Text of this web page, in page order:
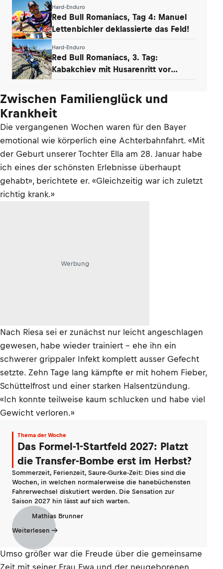
Hard-Enduro
Red Bull Romaniacs, Tag 4: Manuel
Lettenbichler deklassierte das Feld!
Hard-Enduro
Red Bull Romaniacs, 3. Tag:
Kabakchiev mit Husarenritt vor
Zwischen Familienglück und
Krankheit
Die vergangenen Wochen waren für den Bayer
emotional wie körperlich eine Achterbahnfahrt. «Mit
der Geburt unserer Tochter Ella am 28. Januar habe
ich eines der schönsten Erlebnisse überhaupt
gehabt», berichtete er. «Gleichzeitig war ich zuletzt
richtig krank.»
Werbung
Nach Riesa sei er zunächst nur leicht angeschlagen
gewesen, habe wieder trainiert – ehe ihn ein
schwerer grippaler Infekt komplett ausser Gefecht
setzte. Zehn Tage lang kämpfte er mit hohem Fieber,
Schüttelfrost und einer starken Halsentzündung.
«Ich konnte teilweise kaum schlucken und habe viel
Gewicht verloren.»
Thema der Woche
Das Formel-1-Startfeld 2027: Platzt
die Transfer-Bombe erst im Herbst?
Sommerzeit, Ferienzeit, Saure-Gurke-Zeit: Dies sind die
Wochen, in welchen normalerweise die hanebüchensten
Fahrerwechsel diskutiert werden. Die Sensation zur
Saison 2027 hin lässt auf sich warten.
Mathias Brunner
Weiterlesen
Umso größer war die Freude über die gemeinsame
Zeit mit seiner Frau Ewa und der neugeborenen